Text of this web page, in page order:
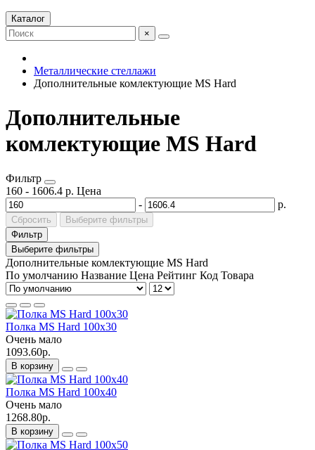
Каталог
×
Металлические стеллажи
Дополнительные комлектующие MS Hard
Дополнительные
комлектующие MS Hard
Фильтр
160 - 1606.4 р. Цена
-
р.
Сбросить
Выберите фильтры
Фильтр
Выберите фильтры
Дополнительные комлектующие MS Hard
По умолчанию Название Цена Рейтинг Код Товара
Полка MS Hard 100x30
Очень мало
1093.60р.
В корзину
Полка MS Hard 100x40
Очень мало
1268.80р.
В корзину